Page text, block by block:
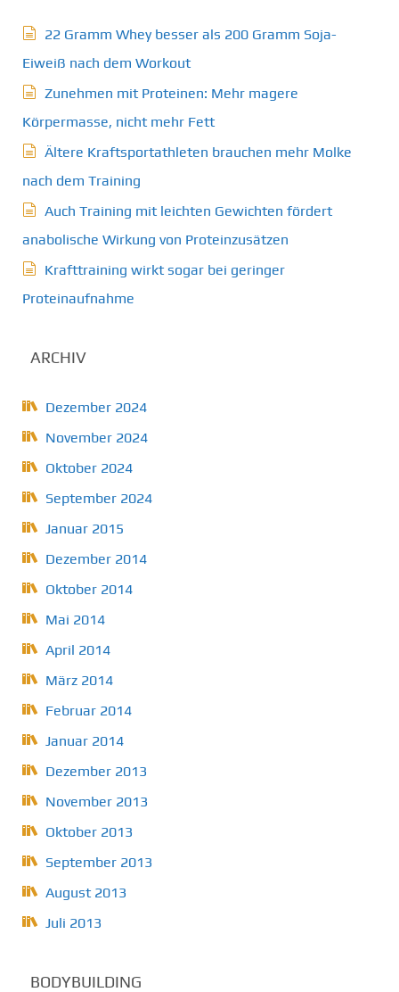
22 Gramm Whey besser als 200 Gramm Soja-
Eiweiß nach dem Workout
Zunehmen mit Proteinen: Mehr magere
Körpermasse, nicht mehr Fett
Ältere Kraftsportathleten brauchen mehr Molke
nach dem Training
Auch Training mit leichten Gewichten fördert
anabolische Wirkung von Proteinzusätzen
Krafttraining wirkt sogar bei geringer
Proteinaufnahme
ARCHIV
Dezember 2024
November 2024
Oktober 2024
September 2024
Januar 2015
Dezember 2014
Oktober 2014
Mai 2014
April 2014
März 2014
Februar 2014
Januar 2014
Dezember 2013
November 2013
Oktober 2013
September 2013
August 2013
Juli 2013
BODYBUILDING